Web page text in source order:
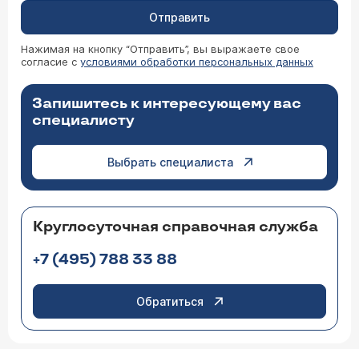
Отправить
Нажимая на кнопку “Отправить”, вы выражаете свое
согласие с условиями обработки персональных данных
Запишитесь к интересующему вас
специалисту
Выбрать специалиста
Круглосуточная справочная служба
+7 (495) 788 33 88
Обратиться